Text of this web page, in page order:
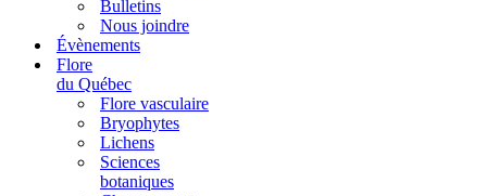
Bulletins
Nous joindre
Évènements
Flore
du Québec
Flore vasculaire
Bryophytes
Lichens
Sciences
botaniques